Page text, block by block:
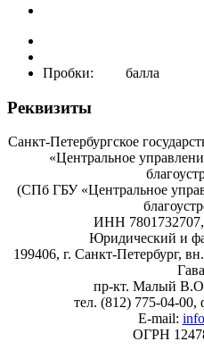
Пробки: балла
Реквизиты
Санкт-Петербургское
«Центральное
(СПб ГБУ «Центральное
ИНН
Юридический и
199406, г. Санкт-Петербург,
пр-кт. Малый
тел. (812) 775-04-00,
E-mail:
ОГРН